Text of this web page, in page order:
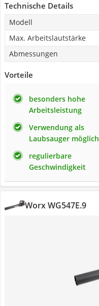
Technische Details
Modell
Max. Arbeitslautstärke
Abmessungen
Vorteile
besonders hohe
Arbeitsleistung
Verwendung als
Laubsauger möglich
regulierbare
Geschwindigkeit
Worx WG547E.9